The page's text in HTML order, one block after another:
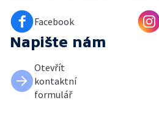
Facebook
Napište nám
Otevřít
kontaktní
formulář